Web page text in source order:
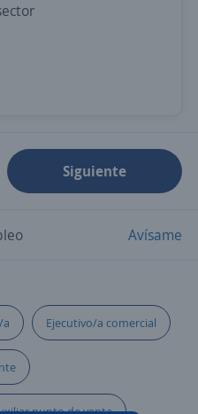
Siguiente
Avísame
Ejecutivo/a comercial